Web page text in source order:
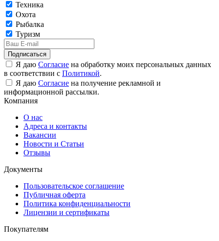
Техника
Охота
Рыбалка
Туризм
Подписаться
Я даю Согласие на обработку моих персональных данных
в соответствии с Политикой.
Я даю Согласие на получение рекламной и
информационной рассылки.
Компания
О нас
Адреса и контакты
Вакансии
Новости и Статьи
Отзывы
Документы
Пользовательское соглашение
Публичная оферта
Политика конфиденциальности
Лицензии и сертификаты
Покупателям